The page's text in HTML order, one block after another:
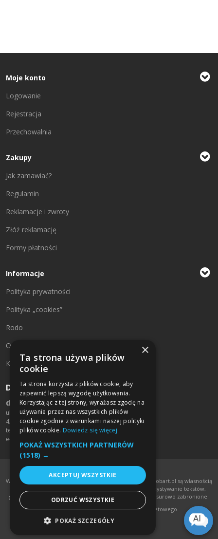
Moje konto
Logowanie
Rejestracja
Przechowalnia
Zakupy
Jak zamawiać?
Regulamin
Reklamacje i zwroty
Złóż reklamację
Formy płatności
Informacje
Polityka prywatności
Polityka „cookies”
Rodo
O firmie
Kontakt
Dane kontaktowe:
drukarniamobart.pl
ul. św. Rocha 125/127
42-200 Częstochowa
tel. +48 790 709 459
e-mail:
Wszelkie treści umieszczone na stronie www.drukarniamobart.pl są własnością
Mobart Sp. J. Stachura & Stachura. Kopiowanie i wykorzystywanie tekstów,
grafik oraz zdjęć ze strony www.drukarniamobart.pl jest surowo zabronione.
InfoSerwis-oprogramowanie sklepu internetowego
×
Ta strona używa plików
cookie
Ta strona korzysta z plików cookie, aby
zapewnić lepszą wygodę użytkowania.
Korzystając z tej strony, wyrażasz zgodę na
używanie przez nas wszystkich plików
cookie zgodnie z warunkami naszej polityki
plików cookie. Dowiedz się więcej
POKAŻ WSZYSTKICH PARTNERÓW
(1518) →
AKCEPTUJ WSZYSTKIE
ODRZUĆ WSZYSTKIE
POKAŻ SZCZEGÓŁY